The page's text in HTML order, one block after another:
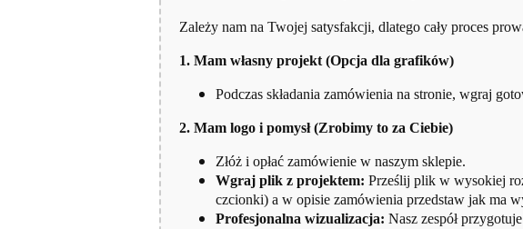
Zależy nam na Twojej satysfakcji, dlatego cały proces
1. Mam własny projekt (Opcja dla grafików)
Podczas składania zamówienia na stronie, wgraj
2. Mam logo i pomysł (Zrobimy to za Ciebie)
Złóż i opłać zamówienie w naszym sklepie.
Wgraj plik z projektem: Prześlij plik w wysokiej
czcionki) a w opisie zamówienia przedstaw jak ma
Profesjonalna wizualizacja: Nasz zespół